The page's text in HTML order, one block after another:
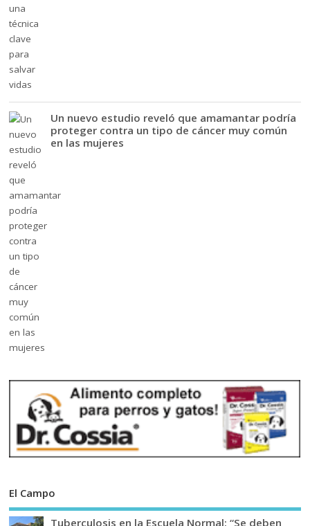
Un nuevo estudio reveló que amamantar podría
proteger contra un tipo de cáncer muy común
en las mujeres
El Campo
Tuberculosis en la Escuela Normal: “Se deben